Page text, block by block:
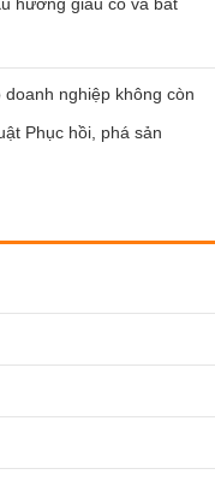
nghiệp không còn
Phục hồi, phá sản